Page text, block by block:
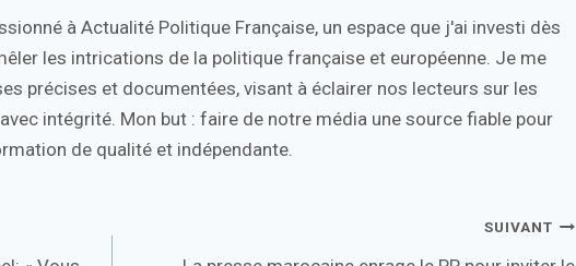
à Actualité Politique Française, un espace que j'ai investi dès
les intrications de la politique française et européenne. Je me
précises et documentées, visant à éclairer nos lecteurs sur les
intégrité. Mon but : faire de notre média une source fiable pour
de qualité et indépendante.
SUIVANT